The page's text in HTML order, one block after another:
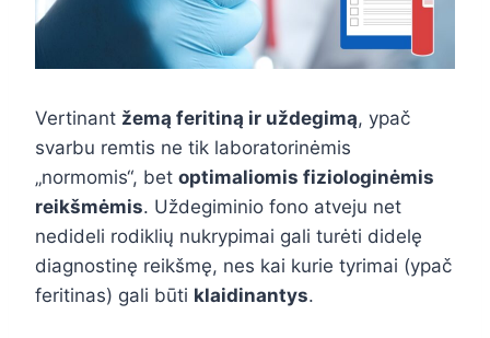
Vertinant žemą feritiną ir uždegimą, ypač
svarbu remtis ne tik laboratorinėmis
„normomis“, bet optimaliomis fiziologinėmis
reikšmėmis. Uždegiminio fono atveju net
nedideli rodiklių nukrypimai gali turėti didelę
diagnostinę reikšmę, nes kai kurie tyrimai (ypač
feritinas) gali būti klaidinantys.